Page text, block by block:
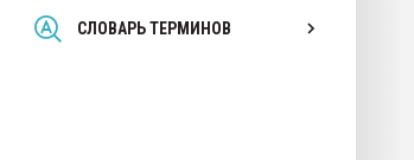
СЛОВАРЬ ТЕРМИНОВ